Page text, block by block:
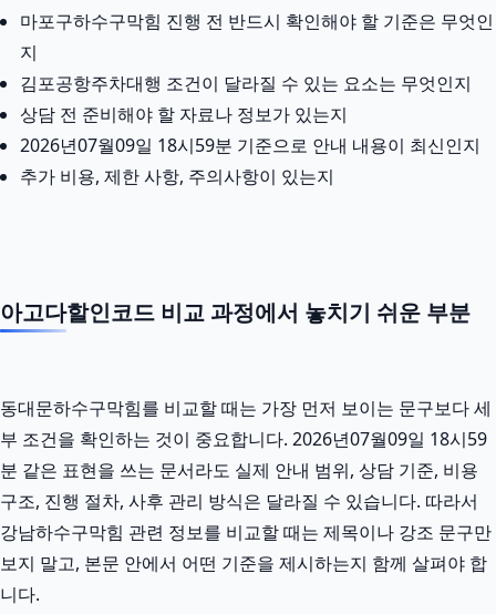
마포구하수구막힘 진행 전 반드시 확인해야 할 기준은 무엇인
지
김포공항주차대행 조건이 달라질 수 있는 요소는 무엇인지
상담 전 준비해야 할 자료나 정보가 있는지
2026년07월09일 18시59분 기준으로 안내 내용이 최신인지
추가 비용, 제한 사항, 주의사항이 있는지
아고다할인코드 비교 과정에서 놓치기 쉬운 부분
동대문하수구막힘를 비교할 때는 가장 먼저 보이는 문구보다 세
부 조건을 확인하는 것이 중요합니다. 2026년07월09일 18시59
분 같은 표현을 쓰는 문서라도 실제 안내 범위, 상담 기준, 비용
구조, 진행 절차, 사후 관리 방식은 달라질 수 있습니다. 따라서
강남하수구막힘 관련 정보를 비교할 때는 제목이나 강조 문구만
보지 말고, 본문 안에서 어떤 기준을 제시하는지 함께 살펴야 합
니다.